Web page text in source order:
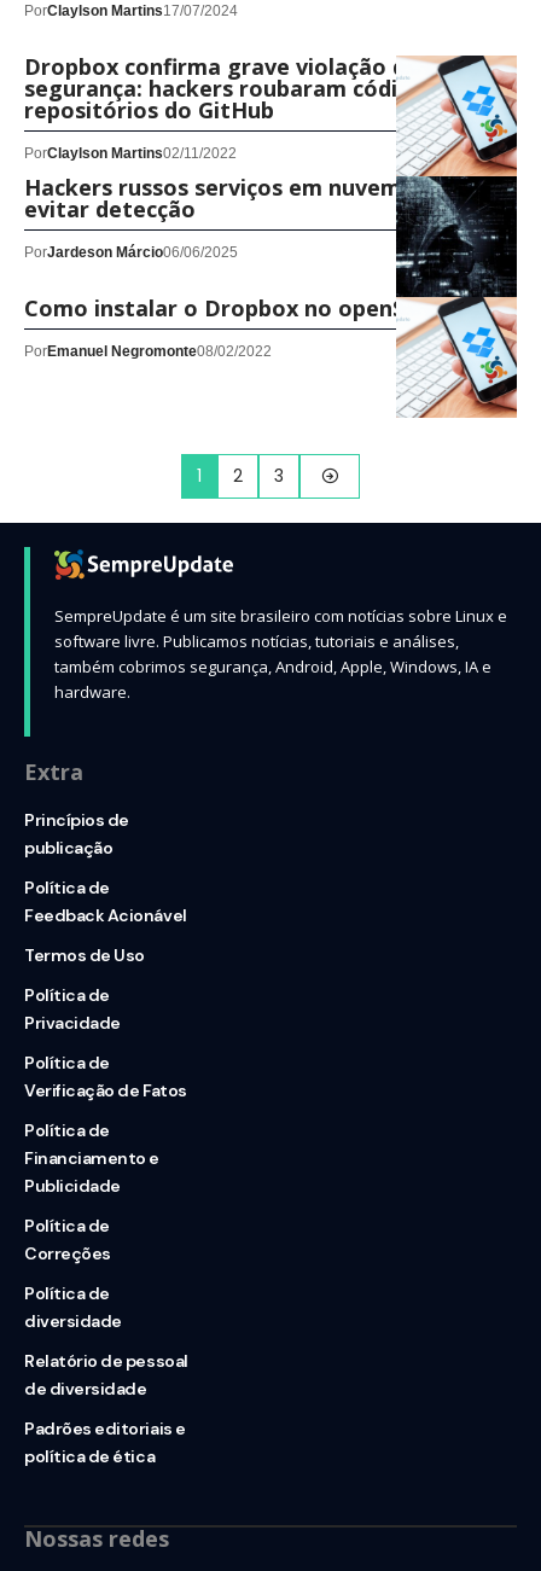
PorClaylson Martins17/07/2024
Dropbox confirma grave violação de
segurança: hackers roubaram código de 130
repositórios do GitHub
PorClaylson Martins02/11/2022
Hackers russos serviços em nuvem para
evitar detecção
PorJardeson Márcio06/06/2025
Como instalar o Dropbox no openSUSE
PorEmanuel Negromonte08/02/2022
1 2 3
SempreUpdate é um site brasileiro com notícias sobre Linux e
software livre. Publicamos notícias, tutoriais e análises,
também cobrimos segurança, Android, Apple, Windows, IA e
hardware.
Extra
Princípios de
publicação
Política de
Feedback Acionável
Termos de Uso
Política de
Privacidade
Política de
Verificação de Fatos
Política de
Financiamento e
Publicidade
Política de
Correções
Política de
diversidade
Relatório de pessoal
de diversidade
Padrões editoriais e
política de ética
Nossas redes